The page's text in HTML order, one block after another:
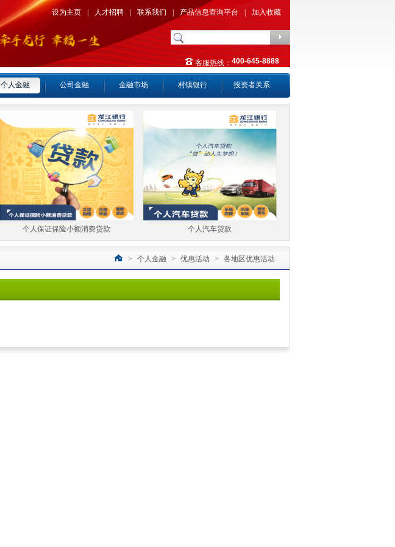
设为主页 人才招聘 联系我们 产品信息查询平台 加入收藏
客服热线：400-645-8888
个人金融 公司金融 金融市场 村镇银行 投资者关系
个人保证保险小额消费贷款 个人汽车贷款
> 个人金融 > 优惠活动 > 各地区优惠活动